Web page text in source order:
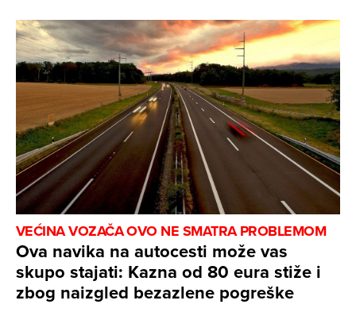
VEĆINA VOZAČA OVO NE SMATRA PROBLEMOM
Ova navika na autocesti može vas
skupo stajati: Kazna od 80 eura stiže i
zbog naizgled bezazlene pogreške